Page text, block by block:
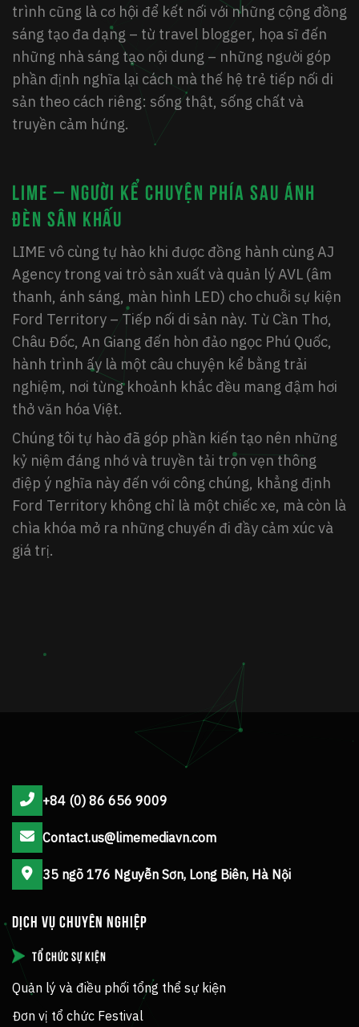
trình cũng là cơ hội để kết nối với những cộng đồng
sáng tạo đa dạng – từ travel blogger, họa sĩ đến
những nhà sáng tạo nội dung – những người góp
phần định nghĩa lại cách mà thế hệ trẻ tiếp nối di
sản theo cách riêng: sống thật, sống chất và
truyền cảm hứng.
LIME – Người kể chuyện phía sau ánh
đèn sân khấu
LIME vô cùng tự hào khi được đồng hành cùng AJ
Agency trong vai trò sản xuất và quản lý AVL (âm
thanh, ánh sáng, màn hình LED) cho chuỗi sự kiện
Ford Territory – Tiếp nối di sản này. Từ Cần Thơ,
Châu Đốc, An Giang đến hòn đảo ngọc Phú Quốc,
hành trình ấy là một câu chuyện kể bằng trải
nghiệm, nơi từng khoảnh khắc đều mang đậm hơi
thở văn hóa Việt.
Chúng tôi tự hào đã góp phần kiến tạo nên những
kỷ niệm đáng nhớ và truyền tải trọn vẹn thông
điệp ý nghĩa này đến với công chúng, khẳng định
Ford Territory không chỉ là một chiếc xe, mà còn là
chìa khóa mở ra những chuyến đi đầy cảm xúc và
giá trị.
+84 (0) 86 656 9009
Contact.us@limemediavn.com
35 ngõ 176 Nguyễn Sơn, Long Biên, Hà Nội
DỊCH VỤ CHUYÊN NGHIỆP
TỔ CHỨC SỰ KIỆN
Quản lý và điều phối tổng thể sự kiện
Đơn vị tổ chức Festival